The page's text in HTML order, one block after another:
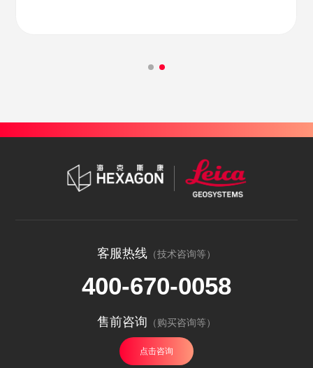
客服热线 （技术咨询等）
400-670-0058
售前咨询 （购买咨询等）
点击咨询